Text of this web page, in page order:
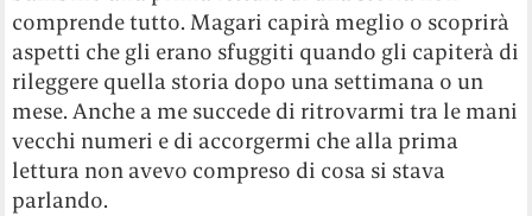
comprende tutto. Magari capirà meglio o scoprirà
aspetti che gli erano sfuggiti quando gli capiterà di
rileggere quella storia dopo una settimana o un
mese. Anche a me succede di ritrovarmi tra le mani
vecchi numeri e di accorgermi che alla prima
lettura non avevo compreso di cosa si stava
parlando.